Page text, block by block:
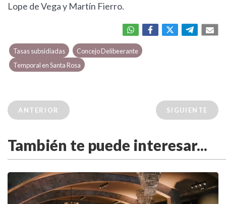
Lope de Vega y Martín Fierro.
Tasas subsidiadas
Concejo Delibeerante
Temporal en Santa Rosa
ANTERIOR SIGUIENTE
También te puede interesar...